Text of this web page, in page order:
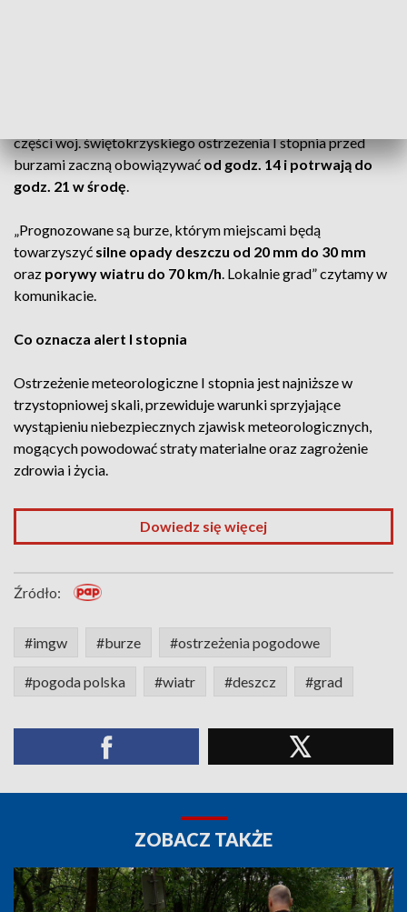
części woj. świętokrzyskiego ostrzeżenia I stopnia przed
burzami zaczną obowiązywaćod godz. 14 i potrwają do
godz. 21 w środę.
„Prognozowane są burze, którym miejscami będą
towarzyszyć silne opady deszczu od 20 mm do 30 mm
oraz porywy wiatru do 70 km/h. Lokalnie grad” czytamy w
komunikacie.
Co oznacza alert I stopnia
Ostrzeżenie meteorologiczne I stopnia jest najniższe w
trzystopniowej skali, przewiduje warunki sprzyjające
wystąpieniu niebezpiecznych zjawisk meteorologicznych,
mogących powodować straty materialne oraz zagrożenie
zdrowia i życia.
Dowiedz się więcej
Źródło:
#imgw #burze #ostrzeżenia pogodowe
#pogoda polska #wiatr #deszcz #grad
ZOBACZ TAKŻE